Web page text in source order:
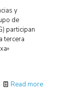
y
de
participan
tercera
Read more